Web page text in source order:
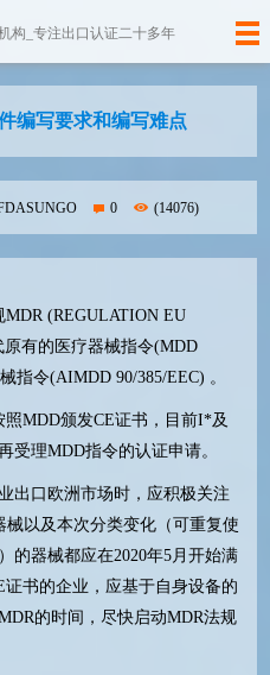
构_专注出口认证二十多年
编写要求和编写难点
0 (14076)
(REGULATION EU
原有的医疗器械指令(MDD
指令(AIMDD 90/385/EEC) 。
照MDD颁发CE证书，目前I*及
受理MDD指令的认证申请。
出口欧洲市场时，应积极关注
以及本次分类变化（可重复使
的器械都应在2020年5月开始满
书的企业，应基于自身设备的
的时间，尽快启动MDR法规